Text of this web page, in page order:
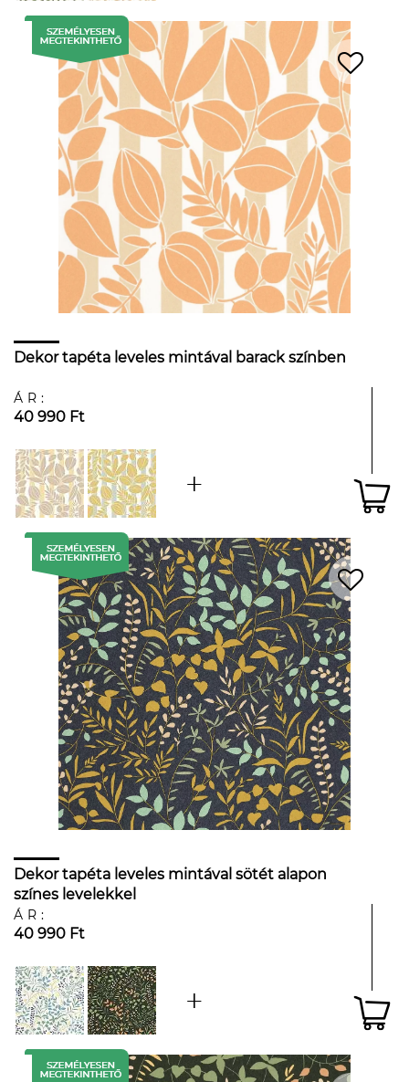
Dekor tapéta leveles mintával barack színben
ÁR:
40 990 Ft
Dekor tapéta leveles mintával sötét alapon
színes levelekkel
ÁR:
40 990 Ft